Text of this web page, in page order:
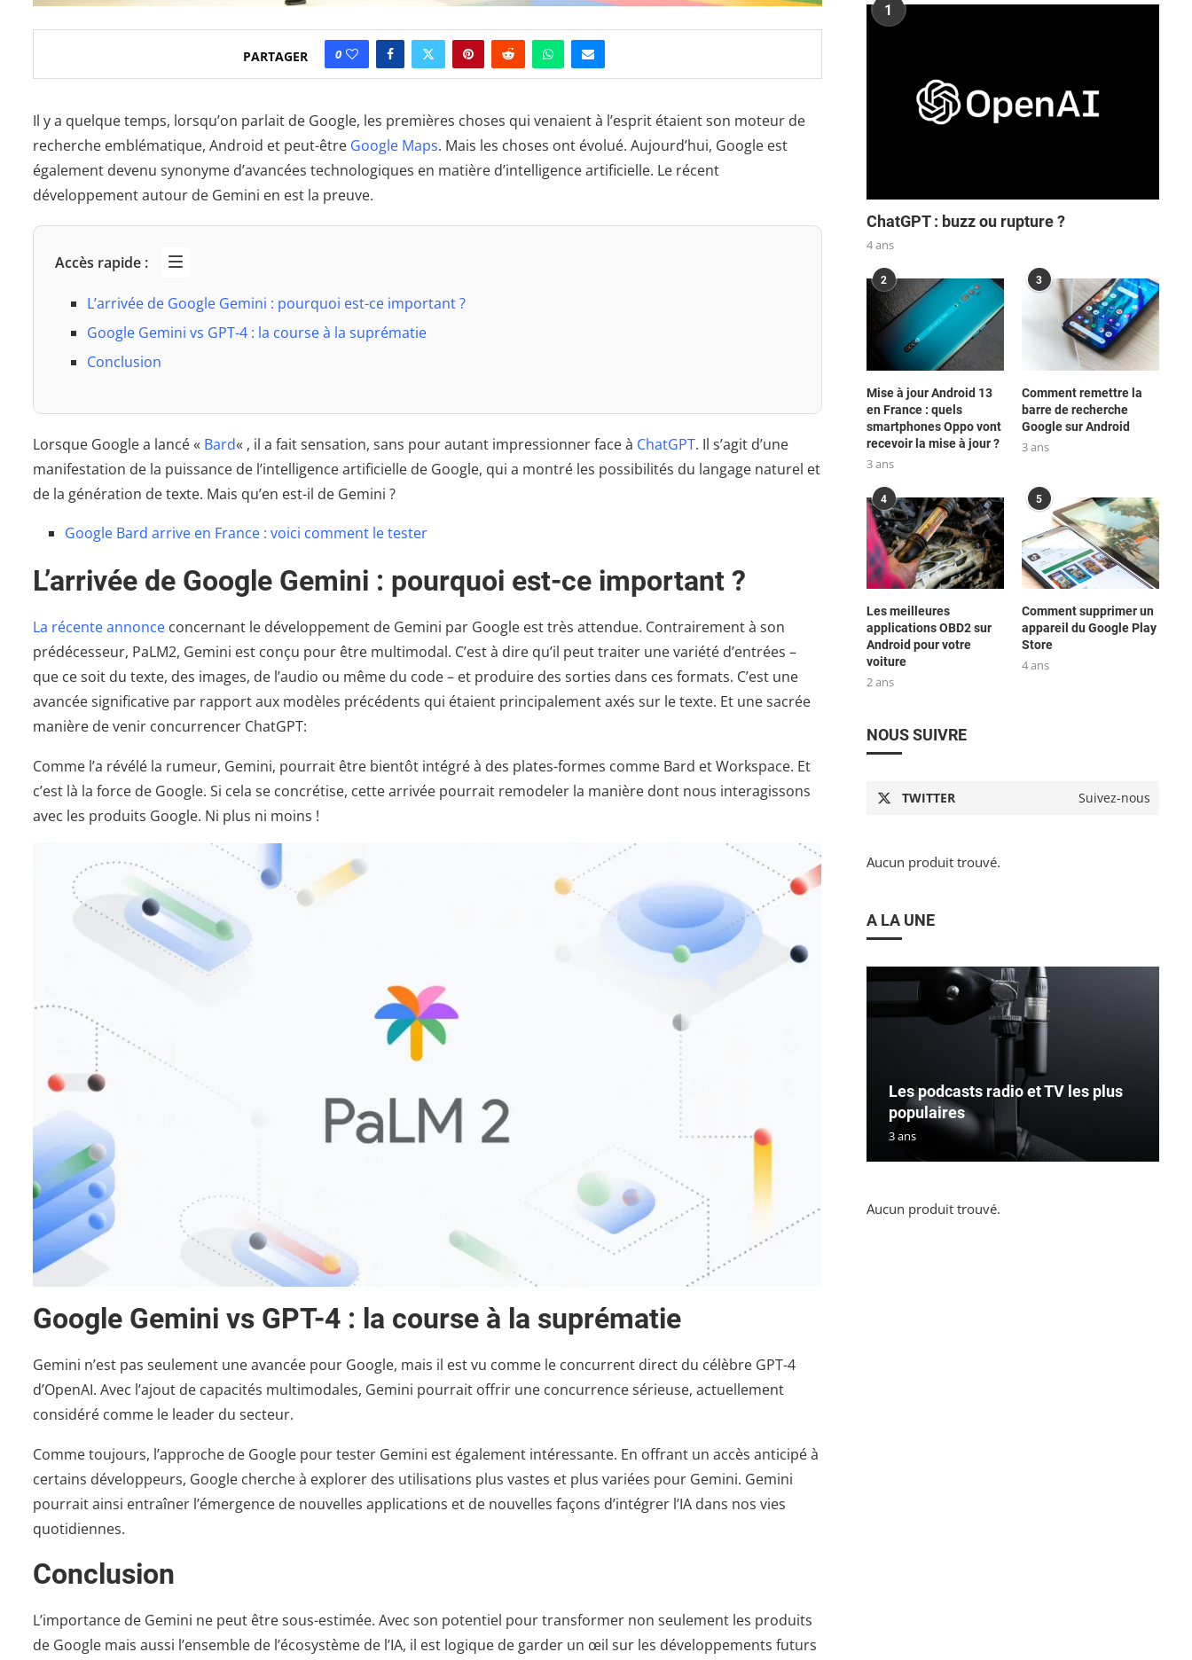
PARTAGER 0
Il y a quelque temps, lorsqu’on parlait de Google, les premières choses qui venaient à l’esprit étaient son moteur de
recherche emblématique, Android et peut-être Google Maps. Mais les choses ont évolué. Aujourd’hui, Google est
également devenu synonyme d’avancées technologiques en matière d’intelligence artificielle. Le récent
développement autour de Gemini en est la preuve.
Accès rapide :
L’arrivée de Google Gemini : pourquoi est-ce important ?
Google Gemini vs GPT-4 : la course à la suprématie
Conclusion
Lorsque Google a lancé « Bard« , il a fait sensation, sans pour autant impressionner face à ChatGPT. Il s’agit d’une
manifestation de la puissance de l’intelligence artificielle de Google, qui a montré les possibilités du langage naturel et
de la génération de texte. Mais qu’en est-il de Gemini ?
Google Bard arrive en France : voici comment le tester
L’arrivée de Google Gemini : pourquoi est-ce important ?
La récente annonce concernant le développement de Gemini par Google est très attendue. Contrairement à son
prédécesseur, PaLM2, Gemini est conçu pour être multimodal. C’est à dire qu’il peut traiter une variété d’entrées –
que ce soit du texte, des images, de l’audio ou même du code – et produire des sorties dans ces formats. C’est une
avancée significative par rapport aux modèles précédents qui étaient principalement axés sur le texte. Et une sacrée
manière de venir concurrencer ChatGPT:
Comme l’a révélé la rumeur, Gemini, pourrait être bientôt intégré à des plates-formes comme Bard et Workspace. Et
c’est là la force de Google. Si cela se concrétise, cette arrivée pourrait remodeler la manière dont nous interagissons
avec les produits Google. Ni plus ni moins !
Google Gemini vs GPT-4 : la course à la suprématie
Gemini n’est pas seulement une avancée pour Google, mais il est vu comme le concurrent direct du célèbre GPT-4
d’OpenAI. Avec l’ajout de capacités multimodales, Gemini pourrait offrir une concurrence sérieuse, actuellement
considéré comme le leader du secteur.
Comme toujours, l’approche de Google pour tester Gemini est également intéressante. En offrant un accès anticipé à
certains développeurs, Google cherche à explorer des utilisations plus vastes et plus variées pour Gemini. Gemini
pourrait ainsi entraîner l’émergence de nouvelles applications et de nouvelles façons d’intégrer l’IA dans nos vies
quotidiennes.
Conclusion
L’importance de Gemini ne peut être sous-estimée. Avec son potentiel pour transformer non seulement les produits
de Google mais aussi l’ensemble de l’écosystème de l’IA, il est logique de garder un œil sur les développements futurs
1
ChatGPT : buzz ou rupture ?
4 ans
2
Mise à jour Android 13
en France : quels
smartphones Oppo vont
recevoir la mise à jour ?
3 ans
3
Comment remettre la
barre de recherche
Google sur Android
3 ans
4
Les meilleures
applications OBD2 sur
Android pour votre
voiture
2 ans
5
Comment supprimer un
appareil du Google Play
Store
4 ans
NOUS SUIVRE
TWITTER Suivez-nous
Aucun produit trouvé.
A LA UNE
Les podcasts radio et TV les plus
populaires
3 ans
Aucun produit trouvé.